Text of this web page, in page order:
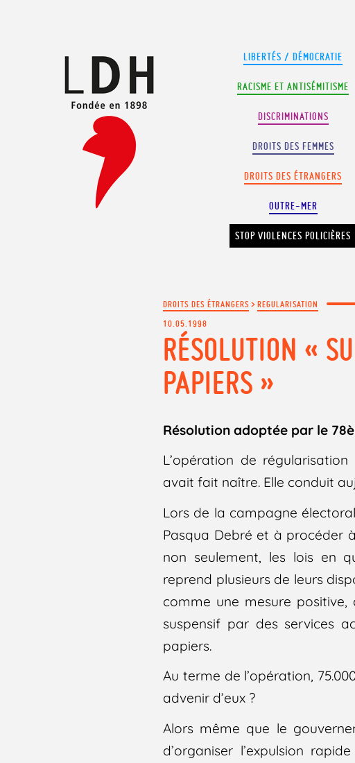
LIBERTÉS / DÉMOCRATIE
RACISME ET ANTISÉMITISME
DISCRIMINATIONS
DROITS DES FEMMES
DROITS DES ÉTRANGERS
OUTRE-MER
STOP VIOLENCES POLICIÈRES
DROITS DES ÉTRANGERS>REGULARISATION
10.05.1998
RÉSOLUTION «
PAPIERS »
Résolution adoptée par le
L’opération de
avait fait naître. Elle conduit
Lors de la campagne
Pasqua Debré et à procéder
non seulement, les lois en
reprend plusieurs de leurs
comme une mesure
suspensif par des services
papiers.
Au terme de l’opération,
advenir d’eux ?
Alors même que le
d’organiser l’expulsion